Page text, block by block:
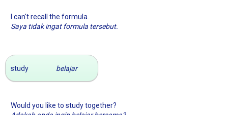
I can't recall the formula.
Saya tidak ingat formula tersebut.
study belajar
Would you like to study together?